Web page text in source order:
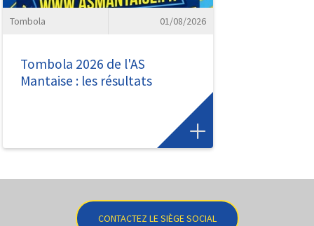
Tombola 01/08/2026
Tombola 2026 de l'AS
Mantaise : les résultats
CONTACTEZ LE SIÈGE SOCIAL